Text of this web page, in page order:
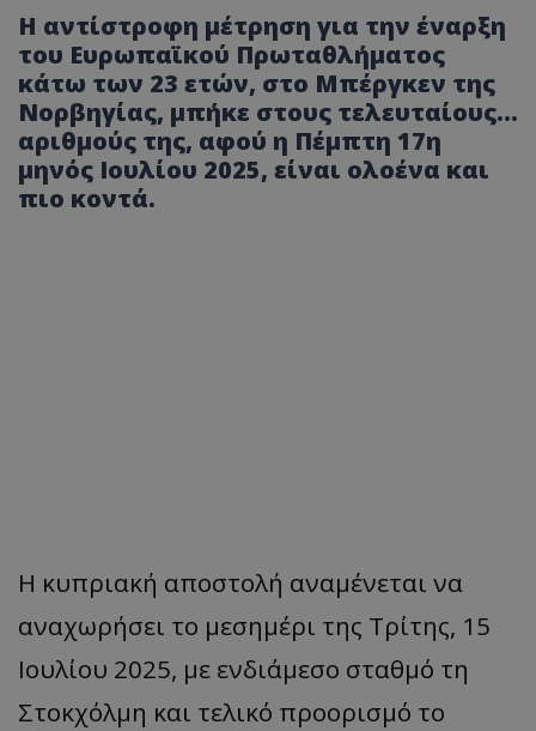
Η αντίστροφη μέτρηση για την έναρξη
του Ευρωπαϊκού Πρωταθλήματος
κάτω των 23 ετών, στο Μπέργκεν της
Νορβηγίας, μπήκε στους τελευταίους...
αριθμούς της, αφού η Πέμπτη 17η
μηνός Ιουλίου 2025, είναι ολοένα και
πιο κοντά.
Η κυπριακή αποστολή αναμένεται να
αναχωρήσει το μεσημέρι της Τρίτης, 15
Ιουλίου 2025, με ενδιάμεσο σταθμό τη
Στοκχόλμη και τελικό προορισμό το